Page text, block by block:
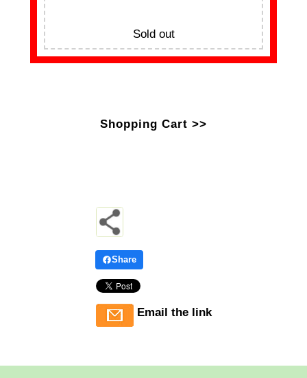
Sold out
Shopping Cart >>
Share
Email the link